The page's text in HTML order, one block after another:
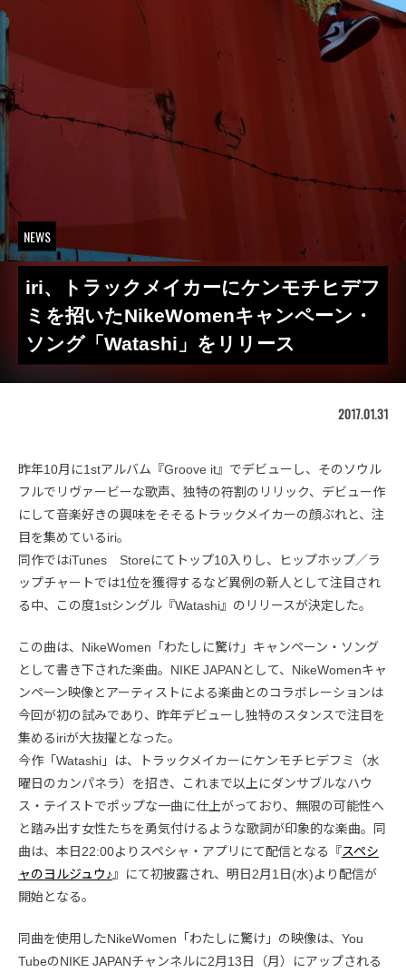
NEWS
iri、トラックメイカーにケンモチヒデフ
ミを招いたNikeWomenキャンペーン・
ソング「Watashi」をリリース
2017.01.31
昨年10月に1stアルバム『Groove it』でデビューし、そのソウル
フルでリヴァービーな歌声、独特の符割のリリック、デビュー作
にして音楽好きの興味をそそるトラックメイカーの顔ぶれと、注
目を集めているiri。
同作ではiTunes Storeにてトップ10入りし、ヒップホップ／ラ
ップチャートでは1位を獲得するなど異例の新人として注目され
る中、この度1stシングル『Watashi』のリリースが決定した。
この曲は、NikeWomen「わたしに驚け」キャンペーン・ソング
として書き下された楽曲。NIKE JAPANとして、NikeWomenキャ
ンペーン映像とアーティストによる楽曲とのコラボレーションは
今回が初の試みであり、昨年デビューし独特のスタンスで注目を
集めるiriが大抜擢となった。
今作「Watashi」は、トラックメイカーにケンモチヒデフミ（水
曜日のカンパネラ）を招き、これまで以上にダンサブルなハウ
ス・テイストでポップな一曲に仕上がっており、無限の可能性へ
と踏み出す女性たちを勇気付けるような歌詞が印象的な楽曲。同
曲は、本日22:00よりスペシャ・アプリにて配信となる『スペシ
ャのヨルジュウ♪ 』にて初披露され、明日2月1日(水)より配信が
開始となる。
同曲を使用したNikeWomen「わたしに驚け」の映像は、You
TubeのNIKE JAPANチャンネルに2月13日（月）にアップされる